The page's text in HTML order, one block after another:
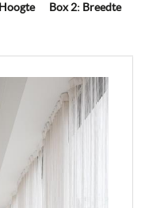
Box 2: Breedte